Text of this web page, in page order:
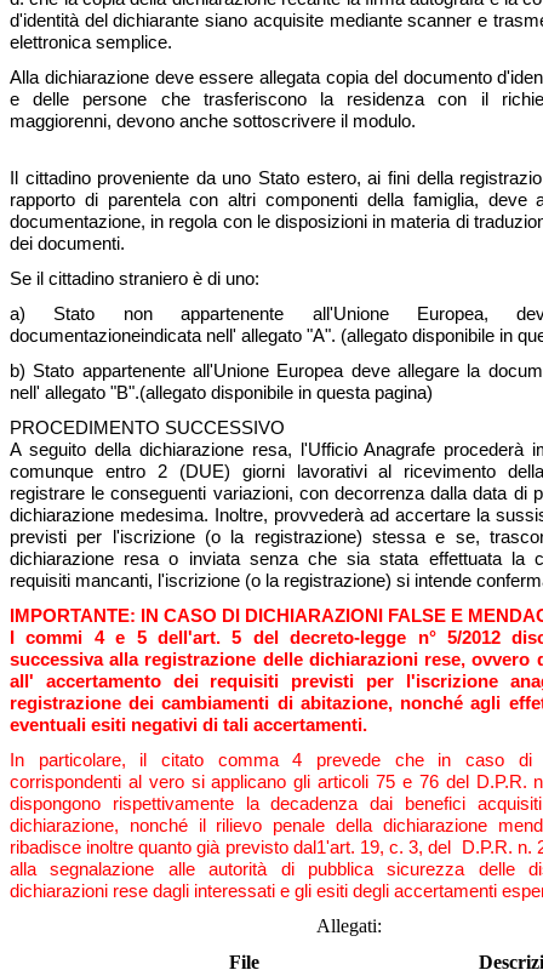
d'identità del dichiarante siano acquisite mediante scanner e
elettronica semplice.
Alla dichiarazione deve essere allegata copia del documento
e delle persone che trasferiscono la residenza con il
maggiorenni, devono anche sottoscrivere il modulo.
Il cittadino proveniente da uno Stato estero, ai fini della
rapporto di parentela con altri componenti della famiglia, deve
documentazione, in regola con le disposizioni in materia di
dei documenti.
Se il cittadino straniero è di uno:
a) Stato non appartenente all'Unione Europea,
documentazioneindicata nell' allegato "A". (allegato disponibile in
b) Stato appartenente all'Unione Europea deve allegare la
nell' allegato "B".(allegato disponibile in questa pagina)
PROCEDIMENTO SUCCESSIVO
A seguito della dichiarazione resa, l'Ufficio Anagrafe procederà
comunque entro 2 (DUE) giorni lavorativi al ricevimento
registrare le conseguenti variazioni, con decorrenza dalla data di
dichiarazione medesima. Inoltre, provvederà ad accertare la
previsti per l'iscrizione (o la registrazione) stessa e se,
dichiarazione resa o inviata senza che sia stata effettuata la
requisiti mancanti, l'iscrizione (o la registrazione) si intende
IMPORTANTE: IN CASO DI DICHIARAZIONI FALSE E
I commi 4 e 5 dell'art. 5 del decreto-legge n° 5/2012
successiva alla registrazione delle dichiarazioni rese, ovvero
all' accertamento dei requisiti previsti per l'iscrizione
registrazione dei cambiamenti di abitazione, nonché agli
eventuali esiti negativi di tali accertamenti.
In particolare, il citato comma 4 prevede che in caso di
corrispondenti al vero si applicano gli articoli 75 e 76 del D.P.R.
dispongono rispettivamente la decadenza dai benefici
dichiarazione, nonché il rilievo penale della dichiarazione
ribadisce inoltre quanto già previsto dal1'art. 19, c. 3, del D.P.R. n.
alla segnalazione alle autorità di pubblica sicurezza delle
dichiarazioni rese dagli interessati e gli esiti degli accertamenti
Allegati:
File